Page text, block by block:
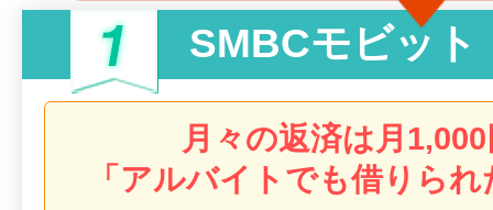
SMBCモビット
月々の返済は月
「アルバイトでも借りら